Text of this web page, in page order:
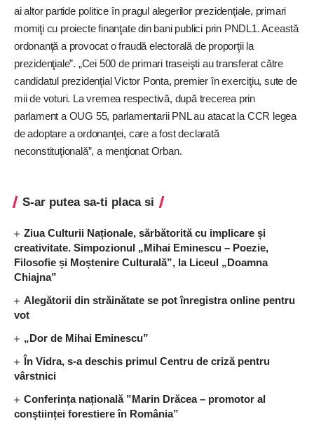
ai altor partide politice în pragul alegerilor prezidenţiale, primari
momiţi cu proiecte finanţate din bani publici prin PNDL1. Această
ordonanţă a provocat o fraudă electorală de proporţii la
prezidenţiale”. „Cei 500 de primari traseişti au transferat către
candidatul prezidenţial Victor Ponta, premier în exerciţiu, sute de
mii de voturi. La vremea respectivă, după trecerea prin
parlament a OUG 55, parlamentarii PNL au atacat la CCR legea
de adoptare a ordonanţei, care a fost declarată
neconstituţională”, a menţionat Orban.
S-ar putea sa-ti placa si
Ziua Culturii Naționale, sărbătorită cu implicare și
creativitate. Simpozionul „Mihai Eminescu – Poezie,
Filosofie și Moștenire Culturală”, la Liceul „Doamna
Chiajna”
Alegătorii din străinătate se pot înregistra online pentru
vot
„Dor de Mihai Eminescu”
În Vidra, s-a deschis primul Centru de criză pentru
vârstnici
Conferința națională ”Marin Drăcea – promotor al
conștiinței forestiere în România”